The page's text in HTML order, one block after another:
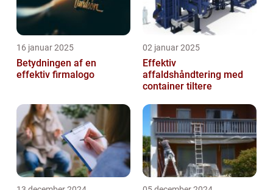
16 januar 2025
Betydningen af en
effektiv firmalogo
02 januar 2025
Effektiv
affaldshåndtering med
container tiltere